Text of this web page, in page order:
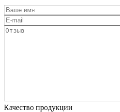
Качество продукции